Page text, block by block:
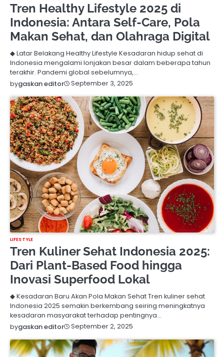
Tren Healthy Lifestyle 2025 di
Indonesia: Antara Self-Care, Pola
Makan Sehat, dan Olahraga Digital
◆ Latar Belakang Healthy Lifestyle Kesadaran hidup sehat di
Indonesia mengalami lonjakan besar dalam beberapa tahun
terakhir. Pandemi global sebelumnya,…
bygaskan editor September 3, 2025
LIFESTYLE
Tren Kuliner Sehat Indonesia 2025:
Dari Plant-Based Food hingga
Inovasi Superfood Lokal
◆ Kesadaran Baru Akan Pola Makan Sehat Tren kuliner sehat
Indonesia 2025 semakin berkembang seiring meningkatnya
kesadaran masyarakat terhadap pentingnya…
bygaskan editor September 2, 2025